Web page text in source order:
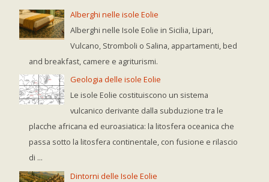
Alberghi nelle isole Eolie
Alberghi nelle Isole Eolie in Sicilia, Lipari,
Vulcano, Stromboli o Salina, appartamenti, bed
and breakfast, camere e agriturismi.
Geologia delle isole Eolie
Le isole Eolie costituiscono un sistema
vulcanico derivante dalla subduzione tra le
placche africana ed euroasiatica: la litosfera oceanica che
passa sotto la litosfera continentale, con fusione e rilascio
di ...
Dintorni delle Isole Eolie